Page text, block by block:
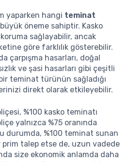
yaparken hangi teminat
öneme sahiptir. Kasko
koruma sağlayabilir, ancak
göre farklılık gösterebilir.
çarpışma hasarları, doğal
ve şasi hasarları gibi çeşitli
teminat türünün sağladığı
direkt olarak etkileyebilir.
%100 kasko teminatı
yalnızca %75 oranında
durumda, %100 teminat sunan
prim talep etse de, uzun vadede
size ekonomik anlamda daha